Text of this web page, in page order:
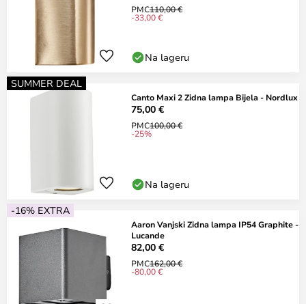
PMC110,00 €
-33,00 €
Na lageru
SUMMER DEAL
Canto Maxi 2 Zidna lampa Bijela - Nordlux
75,00 €
PMC100,00 €
-25%
Na lageru
-16% EXTRA
Aaron Vanjski Zidna lampa IP54 Graphite -
Lucande
82,00 €
PMC162,00 €
-80,00 €